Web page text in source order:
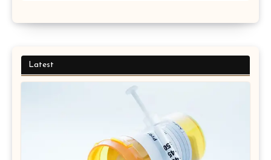
Latest